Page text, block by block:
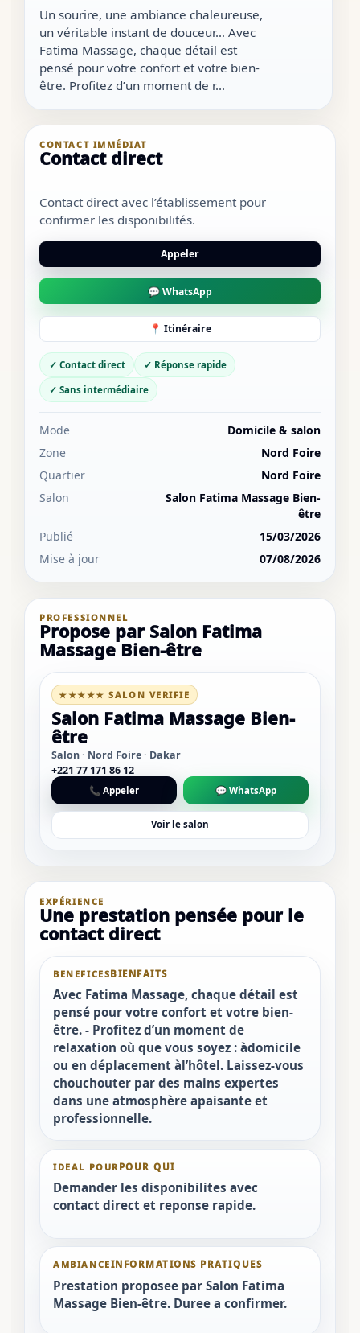
Un sourire, une ambiance chaleureuse,
un véritable instant de douceur… Avec
Fatima Massage, chaque détail est
pensé pour votre confort et votre bien-
être. Profitez d’un moment de r...
CONTACT IMMÉDIAT
Contact direct
Contact direct avec l’établissement pour
confirmer les disponibilités.
Appeler
💬 WhatsApp
📍 Itinéraire
✓ Contact direct ✓ Réponse rapide
✓ Sans intermédiaire
Mode
Domicile & salon
Zone
Nord Foire
Quartier
Nord Foire
Salon
Salon Fatima Massage Bien-
être
Publié
15/03/2026
Mise à jour
07/08/2026
PROFESSIONNEL
Propose par Salon Fatima
Massage Bien-être
★★★★★ SALON VERIFIE
Salon Fatima Massage Bien-
être
Salon · Nord Foire · Dakar
+221 77 171 86 12
📞 Appeler 💬 WhatsApp
Voir le salon
EXPÉRIENCE
Une prestation pensée pour le
contact direct
BENEFICES
Avec Fatima Massage, chaque détail est
pensé pour votre confort et votre bien-
être. - Profitez d’un moment de
relaxation où que vous soyez : àdomicile
ou en déplacement àl’hôtel. Laissez-vous
chouchouter par des mains expertes
dans une atmosphère apaisante et
professionnelle.
IDEAL POUR
Demander les disponibilites avec
contact direct et reponse rapide.
AMBIANCE
Prestation proposee par Salon Fatima
Massage Bien-être. Duree a confirmer.